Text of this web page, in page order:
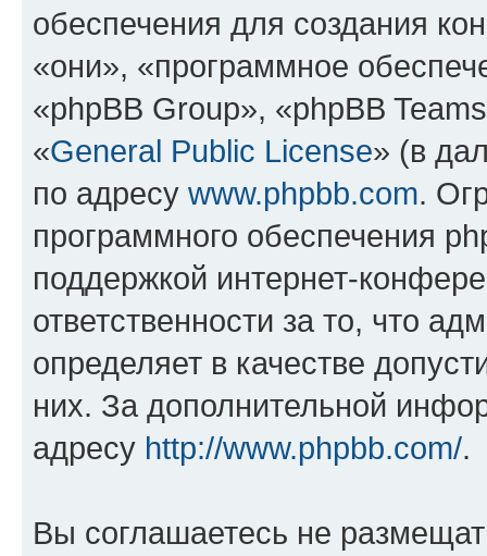
обеспечения для создания
«они», «программное
«phpBB Group», «phpBB
«General Public License» (в
по адресу www.phpbb.com.
программного обеспечения
поддержкой интернет-
ответственности за то, что
определяет в качестве
них. За дополнительной
адресу http://www.phpbb.com/.
Вы соглашаетесь не